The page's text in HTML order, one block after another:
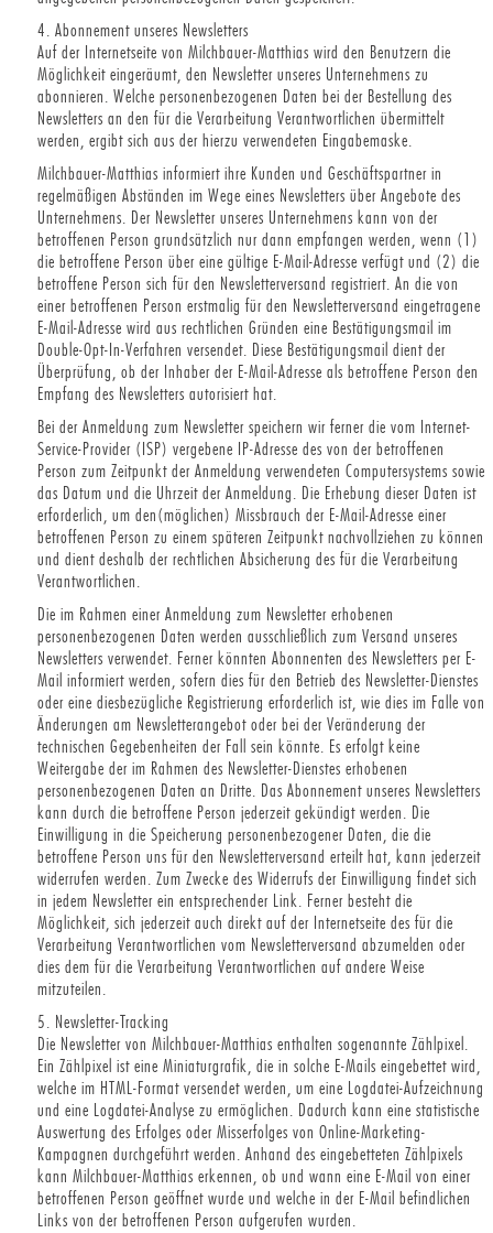
4. Abonnement unseres Newsletters
Auf der Internetseite von Milchbauer-Matthias wird den Benutzern die
Möglichkeit eingeräumt, den Newsletter unseres Unternehmens zu
abonnieren. Welche personenbezogenen Daten bei der Bestellung des
Newsletters an den für die Verarbeitung Verantwortlichen übermittelt
werden, ergibt sich aus der hierzu verwendeten Eingabemaske.
Milchbauer-Matthias informiert ihre Kunden und Geschäftspartner in
regelmäßigen Abständen im Wege eines Newsletters über Angebote des
Unternehmens. Der Newsletter unseres Unternehmens kann von der
betroffenen Person grundsätzlich nur dann empfangen werden, wenn (1)
die betroffene Person über eine gültige E-Mail-Adresse verfügt und (2) die
betroffene Person sich für den Newsletterversand registriert. An die von
einer betroffenen Person erstmalig für den Newsletterversand eingetragene
E-Mail-Adresse wird aus rechtlichen Gründen eine Bestätigungsmail im
Double-Opt-In-Verfahren versendet. Diese Bestätigungsmail dient der
Überprüfung, ob der Inhaber der E-Mail-Adresse als betroffene Person den
Empfang des Newsletters autorisiert hat.
Bei der Anmeldung zum Newsletter speichern wir ferner die vom Internet-
Service-Provider (ISP) vergebene IP-Adresse des von der betroffenen
Person zum Zeitpunkt der Anmeldung verwendeten Computersystems sowie
das Datum und die Uhrzeit der Anmeldung. Die Erhebung dieser Daten ist
erforderlich, um den(möglichen) Missbrauch der E-Mail-Adresse einer
betroffenen Person zu einem späteren Zeitpunkt nachvollziehen zu können
und dient deshalb der rechtlichen Absicherung des für die Verarbeitung
Verantwortlichen.
Die im Rahmen einer Anmeldung zum Newsletter erhobenen
personenbezogenen Daten werden ausschließlich zum Versand unseres
Newsletters verwendet. Ferner könnten Abonnenten des Newsletters per E-
Mail informiert werden, sofern dies für den Betrieb des Newsletter-Dienstes
oder eine diesbezügliche Registrierung erforderlich ist, wie dies im Falle von
Änderungen am Newsletterangebot oder bei der Veränderung der
technischen Gegebenheiten der Fall sein könnte. Es erfolgt keine
Weitergabe der im Rahmen des Newsletter-Dienstes erhobenen
personenbezogenen Daten an Dritte. Das Abonnement unseres Newsletters
kann durch die betroffene Person jederzeit gekündigt werden. Die
Einwilligung in die Speicherung personenbezogener Daten, die die
betroffene Person uns für den Newsletterversand erteilt hat, kann jederzeit
widerrufen werden. Zum Zwecke des Widerrufs der Einwilligung findet sich
in jedem Newsletter ein entsprechender Link. Ferner besteht die
Möglichkeit, sich jederzeit auch direkt auf der Internetseite des für die
Verarbeitung Verantwortlichen vom Newsletterversand abzumelden oder
dies dem für die Verarbeitung Verantwortlichen auf andere Weise
mitzuteilen.
5. Newsletter-Tracking
Die Newsletter von Milchbauer-Matthias enthalten sogenannte Zählpixel.
Ein Zählpixel ist eine Miniaturgrafik, die in solche E-Mails eingebettet wird,
welche im HTML-Format versendet werden, um eine Logdatei-Aufzeichnung
und eine Logdatei-Analyse zu ermöglichen. Dadurch kann eine statistische
Auswertung des Erfolges oder Misserfolges von Online-Marketing-
Kampagnen durchgeführt werden. Anhand des eingebetteten Zählpixels
kann Milchbauer-Matthias erkennen, ob und wann eine E-Mail von einer
betroffenen Person geöffnet wurde und welche in der E-Mail befindlichen
Links von der betroffenen Person aufgerufen wurden.